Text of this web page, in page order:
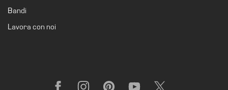
Bandi
Lavora con noi
FacebookInstagramPinterestYouTube X